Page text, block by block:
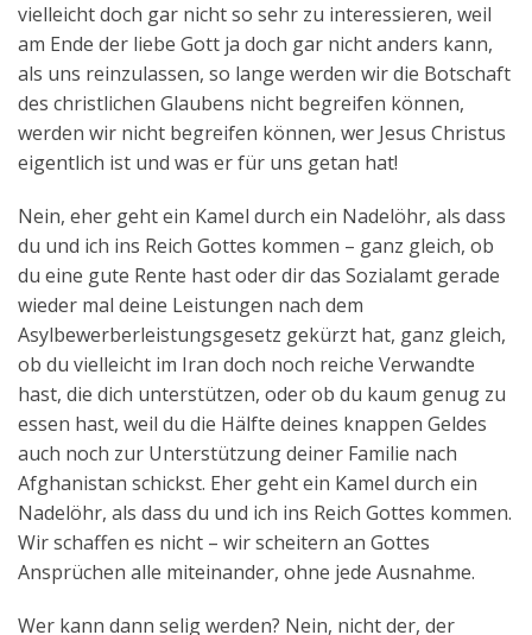
vielleicht doch gar nicht so sehr zu interessieren, weil
am Ende der liebe Gott ja doch gar nicht anders kann,
als uns reinzulassen, so lange werden wir die Botschaft
des christlichen Glaubens nicht begreifen können,
werden wir nicht begreifen können, wer Jesus Christus
eigentlich ist und was er für uns getan hat!
Nein, eher geht ein Kamel durch ein Nadelöhr, als dass
du und ich ins Reich Gottes kommen – ganz gleich, ob
du eine gute Rente hast oder dir das Sozialamt gerade
wieder mal deine Leistungen nach dem
Asylbewerberleistungsgesetz gekürzt hat, ganz gleich,
ob du vielleicht im Iran doch noch reiche Verwandte
hast, die dich unterstützen, oder ob du kaum genug zu
essen hast, weil du die Hälfte deines knappen Geldes
auch noch zur Unterstützung deiner Familie nach
Afghanistan schickst. Eher geht ein Kamel durch ein
Nadelöhr, als dass du und ich ins Reich Gottes kommen.
Wir schaffen es nicht – wir scheitern an Gottes
Ansprüchen alle miteinander, ohne jede Ausnahme.
Wer kann dann selig werden? Nein, nicht der, der